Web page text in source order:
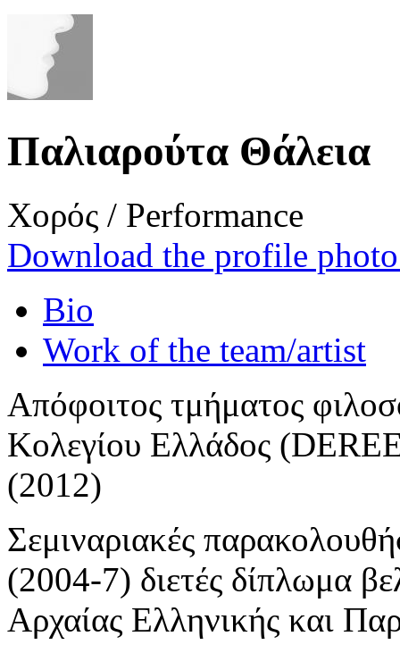
Παλιαρούτα Θάλεια
Χορός / Performance
Download the profile
Bio
Work of the team/artist
Απόφοιτος τμήματος
Κολεγίου Ελλάδος
(2012)
Σεμιναριακές
(2004-7) διετές δίπλωμα
Αρχαίας Ελληνικής και